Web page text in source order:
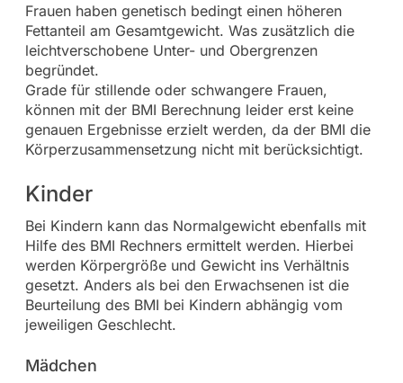
Frauen haben genetisch bedingt einen höheren
Fettanteil am Gesamtgewicht. Was zusätzlich die
leichtverschobene Unter- und Obergrenzen
begründet.
Grade für stillende oder schwangere Frauen,
können mit der BMI Berechnung leider erst keine
genauen Ergebnisse erzielt werden, da der BMI die
Körperzusammensetzung nicht mit berücksichtigt.
Kinder
Bei Kindern kann das Normalgewicht ebenfalls mit
Hilfe des BMI Rechners ermittelt werden. Hierbei
werden Körpergröße und Gewicht ins Verhältnis
gesetzt. Anders als bei den Erwachsenen ist die
Beurteilung des BMI bei Kindern abhängig vom
jeweiligen Geschlecht.
Mädchen